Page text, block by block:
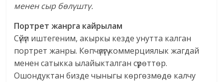
менен сыр бөлүштү.
Портрет жанрга кайрылам
Сүйүп иштегеним, акыркы кезде унутта калган
портрет жанры. Көпчүлүгү коммерциялык жагдай
менен сатыкка ылайыкталган сүрөттөр.
Ошондуктан бизде чыныгы көргөзмөдө калчу